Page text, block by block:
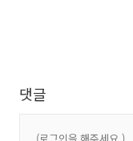
댓글